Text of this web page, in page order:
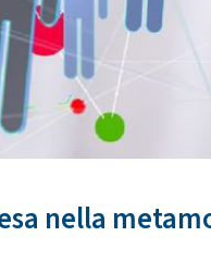
nella